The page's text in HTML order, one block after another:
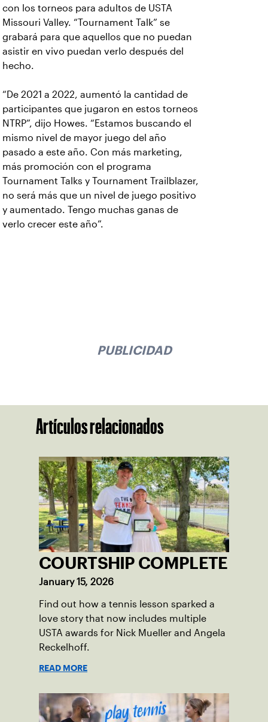
con los torneos para adultos de USTA
Missouri Valley. “Tournament Talk” se
grabará para que aquellos que no puedan
asistir en vivo puedan verlo después del
hecho.
“De 2021 a 2022, aumentó la cantidad de
participantes que jugaron en estos torneos
NTRP”, dijo Howes. “Estamos buscando el
mismo nivel de mayor juego del año
pasado a este año. Con más marketing,
más promoción con el programa
Tournament Talks y Tournament Trailblazer,
no será más que un nivel de juego positivo
y aumentado. Tengo muchas ganas de
verlo crecer este año”.
PUBLICIDAD
Artículos relacionados
COURTSHIP COMPLETE
January 15, 2026
Find out how a tennis lesson sparked a
love story that now includes multiple
USTA awards for Nick Mueller and Angela
Reckelhoff.
READ MORE